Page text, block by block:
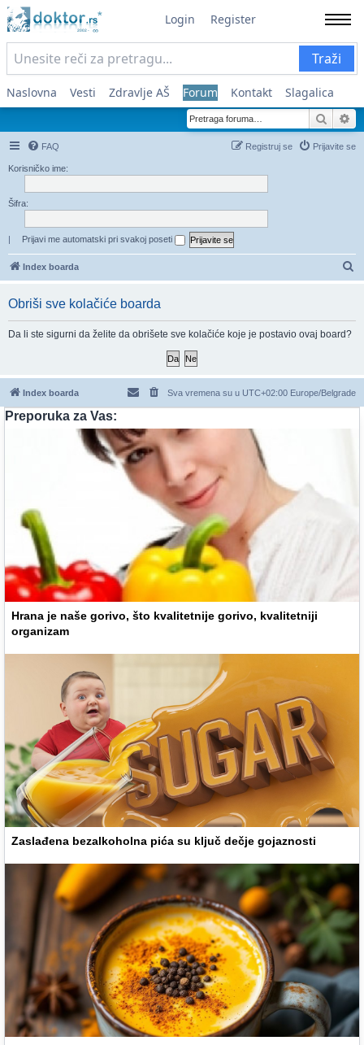
Login Register
Traži
Naslovna Vesti Zdravlje AŠ Forum Kontakt Slagalica
FAQ Prijavite se
Registruj se
Korisničko ime:
Šifra:
| Prijavi me automatski pri svakoj poseti
Index boarda
Obriši sve kolačiće boarda
Da li ste sigurni da želite da obrišete sve kolačiće koje je postavio ovaj board?
Index boarda Sva vremena su u UTC+02:00 Europe/Belgrade
Preporuka za Vas:
Hrana je naše gorivo, što kvalitetnije gorivo, kvalitetniji
organizam
Zaslađena bezalkoholna pića su ključ dečje gojaznosti